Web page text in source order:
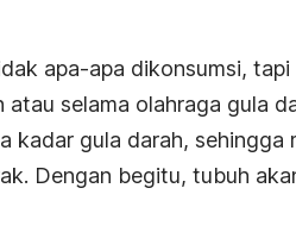
apa-apa dikonsumsi,
atau selama olahraga gula
kadar gula darah,
Dengan begitu, tubuh